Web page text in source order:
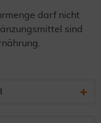
darf nicht
sind